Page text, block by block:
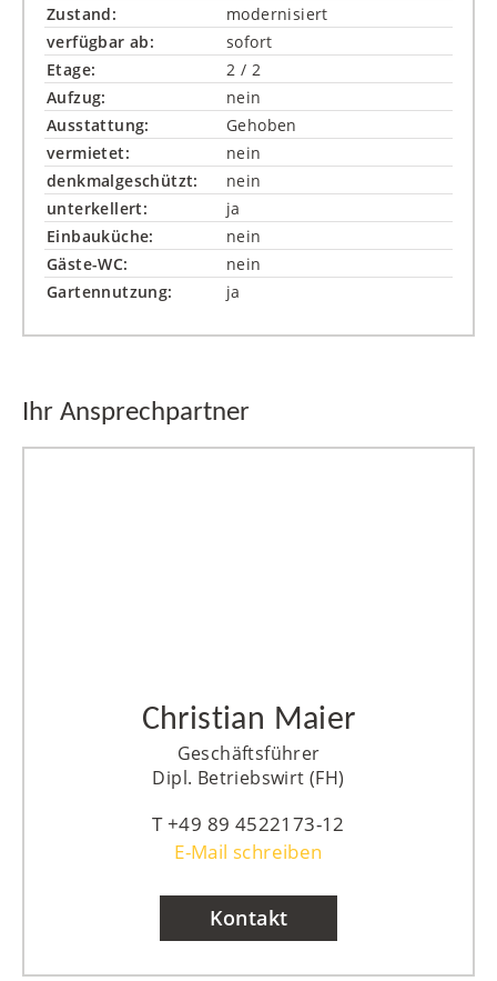
Zustand:
modernisiert
verfügbar ab:
sofort
Etage:
2 / 2
Aufzug:
nein
Ausstattung:
Gehoben
vermietet:
nein
denkmalgeschützt:
nein
unterkellert:
ja
Einbauküche:
nein
Gäste-WC:
nein
Gartennutzung:
ja
Ihr Ansprechpartner
Christian Maier
Geschäftsführer
Dipl. Betriebswirt (FH)
+49 89 4522173-12
E-Mail schreiben
Kontakt